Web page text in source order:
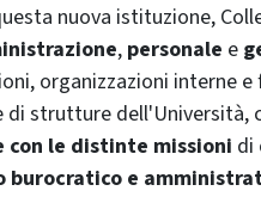
nuova istituzione,
, personale e
organizzazioni interne e
di strutture dell'Università,
le distinte missioni di
burocratico e